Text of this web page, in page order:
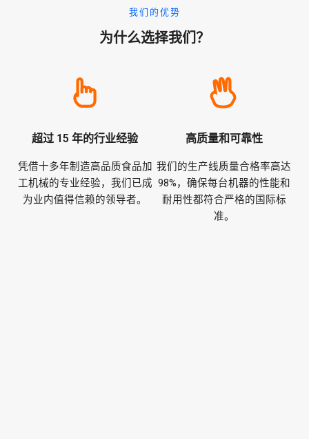
我们的优势
为什么选择我们？
超过 15 年的行业经验
凭借十多年制造高品质食品加
工机械的专业经验，我们已成
为业内值得信赖的领导者。
高质量和可靠性
我们的生产线质量合格率高达
98%，确保每台机器的性能和
耐用性都符合严格的国际标
准。